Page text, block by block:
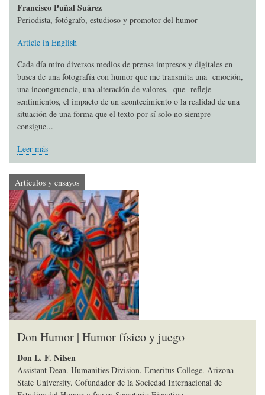
Francisco Puñal Suárez
Periodista, fotógrafo, estudioso y promotor del humor
Article in English
Cada día miro diversos medios de prensa impresos y digitales en
busca de una fotografía con humor que me transmita una emoción,
una incongruencia, una alteración de valores, que refleje
sentimientos, el impacto de un acontecimiento o la realidad de una
situación de una forma que el texto por sí solo no siempre
consigue...
Leer más
Artículos y ensayos
Don Humor | Humor físico y juego
Don L. F. Nilsen
Assistant Dean. Humanities Division. Emeritus College. Arizona
State University. Cofundador de la Sociedad Internacional de